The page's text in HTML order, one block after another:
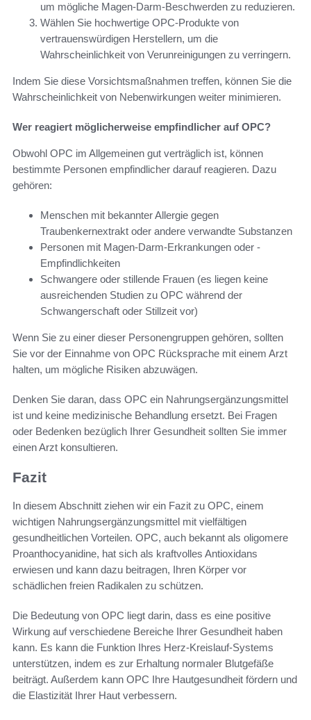
um mögliche Magen-Darm-Beschwerden zu reduzieren.
Wählen Sie hochwertige OPC-Produkte von
vertrauenswürdigen Herstellern, um die
Wahrscheinlichkeit von Verunreinigungen zu verringern.
Indem Sie diese Vorsichtsmaßnahmen treffen, können Sie die
Wahrscheinlichkeit von Nebenwirkungen weiter minimieren.
Wer reagiert möglicherweise empfindlicher auf OPC?
Obwohl OPC im Allgemeinen gut verträglich ist, können
bestimmte Personen empfindlicher darauf reagieren. Dazu
gehören:
Menschen mit bekannter Allergie gegen
Traubenkernextrakt oder andere verwandte Substanzen
Personen mit Magen-Darm-Erkrankungen oder -
Empfindlichkeiten
Schwangere oder stillende Frauen (es liegen keine
ausreichenden Studien zu OPC während der
Schwangerschaft oder Stillzeit vor)
Wenn Sie zu einer dieser Personengruppen gehören, sollten
Sie vor der Einnahme von OPC Rücksprache mit einem Arzt
halten, um mögliche Risiken abzuwägen.
Denken Sie daran, dass OPC ein Nahrungsergänzungsmittel
ist und keine medizinische Behandlung ersetzt. Bei Fragen
oder Bedenken bezüglich Ihrer Gesundheit sollten Sie immer
einen Arzt konsultieren.
Fazit
In diesem Abschnitt ziehen wir ein Fazit zu OPC, einem
wichtigen Nahrungsergänzungsmittel mit vielfältigen
gesundheitlichen Vorteilen. OPC, auch bekannt als oligomere
Proanthocyanidine, hat sich als kraftvolles Antioxidans
erwiesen und kann dazu beitragen, Ihren Körper vor
schädlichen freien Radikalen zu schützen.
Die Bedeutung von OPC liegt darin, dass es eine positive
Wirkung auf verschiedene Bereiche Ihrer Gesundheit haben
kann. Es kann die Funktion Ihres Herz-Kreislauf-Systems
unterstützen, indem es zur Erhaltung normaler Blutgefäße
beiträgt. Außerdem kann OPC Ihre Hautgesundheit fördern und
die Elastizität Ihrer Haut verbessern.